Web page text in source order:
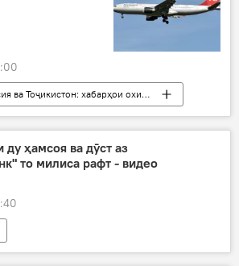
Парвозҳои миёни Русия ва Тоҷикистон: хабарҳои охирин
Нақлиёт
Парвоз
ду ҳамсоя ва дӯст аз
то милиса рафт - видео
фавқулода
баҳс